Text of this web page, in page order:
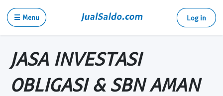
☰ Menu Log in
JASA INVESTASI
OBLIGASI & SBN AMAN